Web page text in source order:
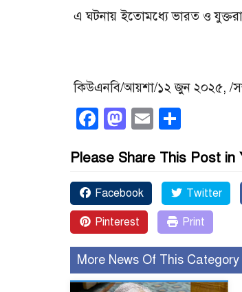
এ ঘটনায় ইতোমধ্যে ভারত ও
কিউএনবি/আয়শা/১২ জুন ২০২৫, /
Facebook
Mastodon
Email
Please Share This Post in
Facebook Twitter
Pinterest Print
More News Of This Category